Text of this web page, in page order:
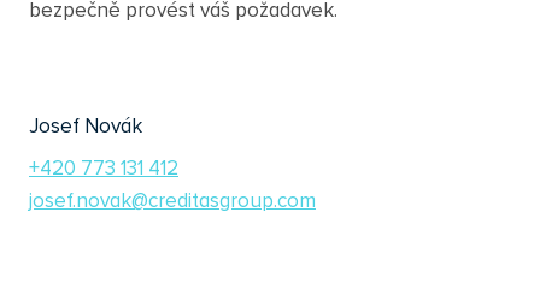
bezpečně provést váš požadavek.
Josef Novák
+420 773 131 412
josef.novak@creditasgroup.com